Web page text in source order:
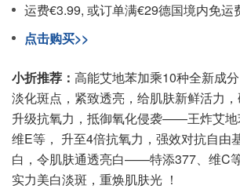
运费€3.99, 或订单满€29德国境内免运
点击购买>>
小折推荐： 高能艾地苯加乘10种全新成
淡化斑点，紧致透亮，给肌肤新鲜活力
升级抗氧力，抵御氧化侵袭——王炸艾地
维E等， 升至4倍抗氧力，强效对抗自由
白，令肌肤通透亮白——特添377、维C
实力美白淡斑，重焕肌肤光 ！